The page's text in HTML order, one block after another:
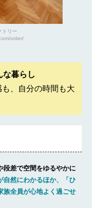
トリー
order/
な暮らし
、自分の時間も大
段差で空間をゆるやかに
自然にわかるほか、「ひ
族全員が心地よく過ごせ